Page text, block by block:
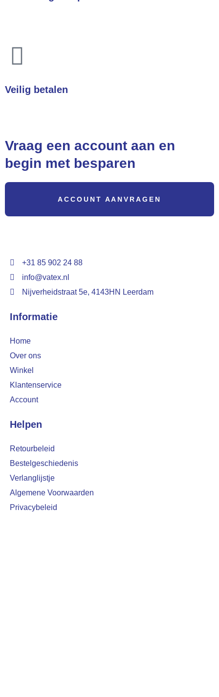
Veilig betalen
Vraag een account aan en
begin met besparen
ACCOUNT AANVRAGEN
+31 85 902 24 88
info@vatex.nl
Nijverheidstraat 5e, 4143HN Leerdam
Informatie
Home
Over ons
Winkel
Klantenservice
Account
Helpen
Retourbeleid
Bestelgeschiedenis
Verlanglijstje
Algemene Voorwaarden
Privacybeleid